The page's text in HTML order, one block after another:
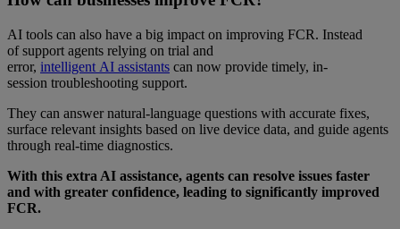
AI tools can also have a big impact on improving FCR. Instead
of support agents relying on trial and
error, intelligent AI assistants can now provide timely, in-
session troubleshooting support.
They can answer natural-language questions with accurate fixes,
surface relevant insights based on live device data, and guide agents
through real-time diagnostics.
With this extra AI assistance, agents can resolve issues faster
and with greater confidence, leading to significantly improved
FCR.